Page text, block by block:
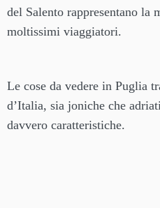
del Salento rappresentano la
moltissimi viaggiatori.
Le cose da vedere in Puglia
d’Italia, sia joniche che
davvero caratteristiche.